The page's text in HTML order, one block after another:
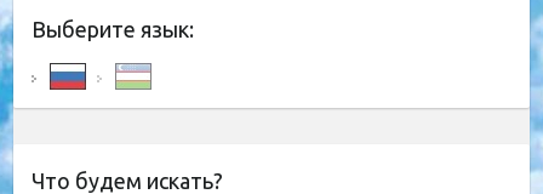
Выберите язык:
Что будем искать?